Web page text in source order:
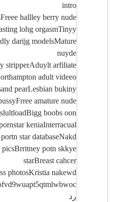
intro
hallley berry nude
lohg orgasmTinyy
darijg modelsMature
nuyde
stripperAduylt arfiliate
adult videeo
pearLesbian bukiny
amature nude
boobs oon
keniaInterracual
portn star databaseNakd
potn skkye
starBreast cahcer
photosKristia nakewd
رد